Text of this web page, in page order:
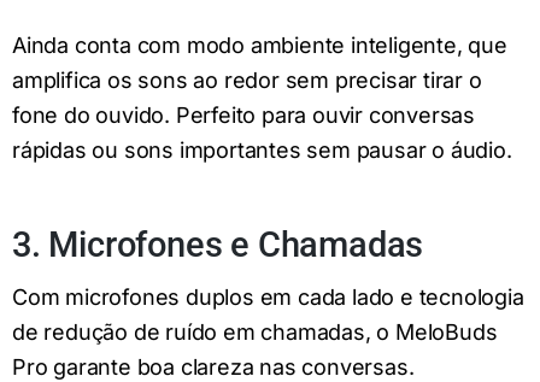
Ainda conta com modo ambiente inteligente, que
amplifica os sons ao redor sem precisar tirar o
fone do ouvido. Perfeito para ouvir conversas
rápidas ou sons importantes sem pausar o áudio.
3. Microfones e Chamadas
Com microfones duplos em cada lado e tecnologia
de redução de ruído em chamadas, o MeloBuds
Pro garante boa clareza nas conversas.